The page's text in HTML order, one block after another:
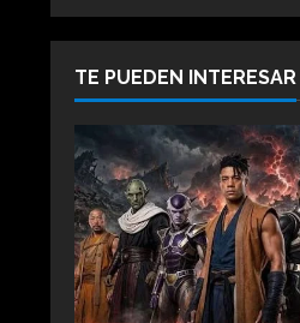
TE PUEDEN INTERESAR